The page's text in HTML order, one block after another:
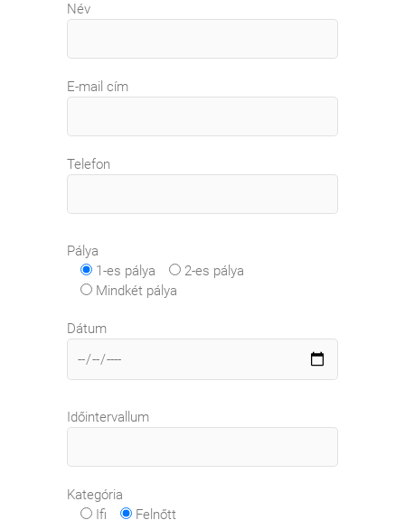
Név
E-mail cím
Telefon
Pálya
1-es pálya
2-es pálya
Mindkét pálya
Dátum
Időintervallum
Kategória
Ifi
Felnőtt